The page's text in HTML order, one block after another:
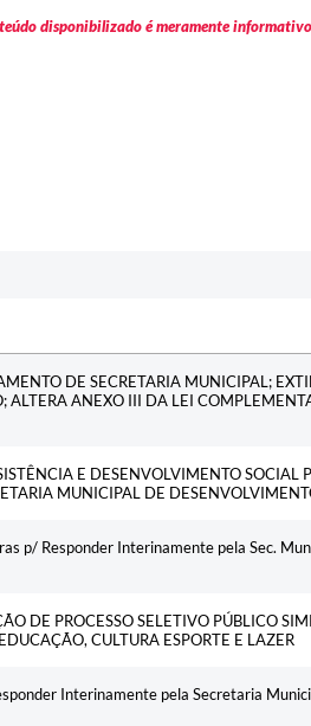
disponibilizado é meramente
DE SECRETARIA MUNICIPAL;
ALTERA ANEXO III DA LEI
E DESENVOLVIMENTO SOCIAL
MUNICIPAL DE
p/ Responder Interinamente pela Sec.
DE PROCESSO SELETIVO PÚBLICO
CULTURA ESPORTE E LAZER
Interinamente pela Secretaria